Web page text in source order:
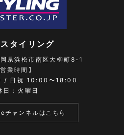
タイリング
県浜松市南区大柳町8-1
営業時間】
/ 日祝 10:00〜18:00
日：火曜日
チャンネルはこちら